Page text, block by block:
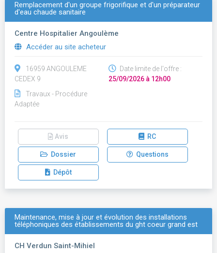
Remplacement d'un groupe frigorifique et d'un préparateur
d'eau chaude sanitaire
Centre Hospitalier Angoulème
Accéder au site acheteur
16959 ANGOULEME
CEDEX 9
Travaux - Procédure
Adaptée
Date limite de l'offre :
25/09/2026 à 12h00
Avis RC
Dossier Questions
Dépôt
Maintenance, mise à jour et évolution des installations
téléphoniques des établissements du ght coeur grand est
CH Verdun Saint-Mihiel